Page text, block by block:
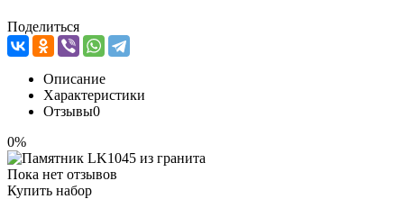
Поделиться
Описание
Характеристики
Отзывы0
0%
Пока нет отзывов
Купить набор